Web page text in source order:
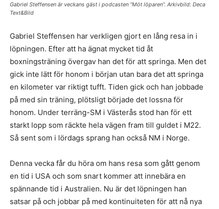
Gabriel Steffensen är veckans gäst i podcasten ”Möt löparen”. Arkivbild: Deca
Text&Bild
Gabriel Steffensen har verkligen gjort en lång resa in i
löpningen. Efter att ha ägnat mycket tid åt
boxningsträning övergav han det för att springa. Men det
gick inte lätt för honom i början utan bara det att springa
en kilometer var riktigt tufft. Tiden gick och han jobbade
på med sin träning, plötsligt började det lossna för
honom. Under terräng-SM i Västerås stod han för ett
starkt lopp som räckte hela vägen fram till guldet i M22.
Så sent som i lördags sprang han också NM i Norge.
Denna vecka får du höra om hans resa som gått genom
en tid i USA och som snart kommer att innebära en
spännande tid i Australien. Nu är det löpningen han
satsar på och jobbar på med kontinuiteten för att nå nya